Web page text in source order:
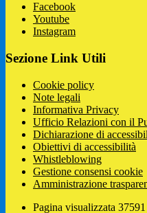
Facebook
Youtube
Instagram
Sezione Link Utili
Cookie policy
Note legali
Informativa Privacy
Ufficio Relazioni con il
Dichiarazione di
Obiettivi di accessibilità
Whistleblowing
Gestione consensi cookie
Amministrazione
Pagina visualizzata 37591